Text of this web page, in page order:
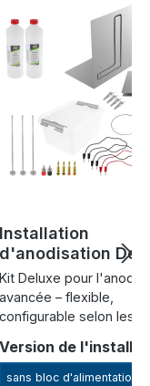
Installation
d'anodisation
Kit Deluxe pour
avancée – flexible,
configurable selon les
Sélectionnez
Version de
sans bloc d'alimentation